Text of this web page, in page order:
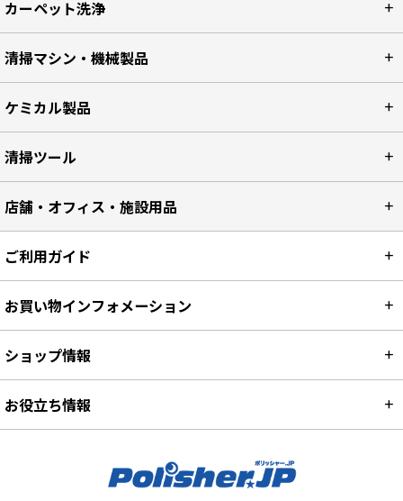
カーペット洗浄
清掃マシン・機械製品
ケミカル製品
清掃ツール
店舗・オフィス・施設用品
ご利用ガイド
お買い物インフォメーション
ショップ情報
お役立ち情報